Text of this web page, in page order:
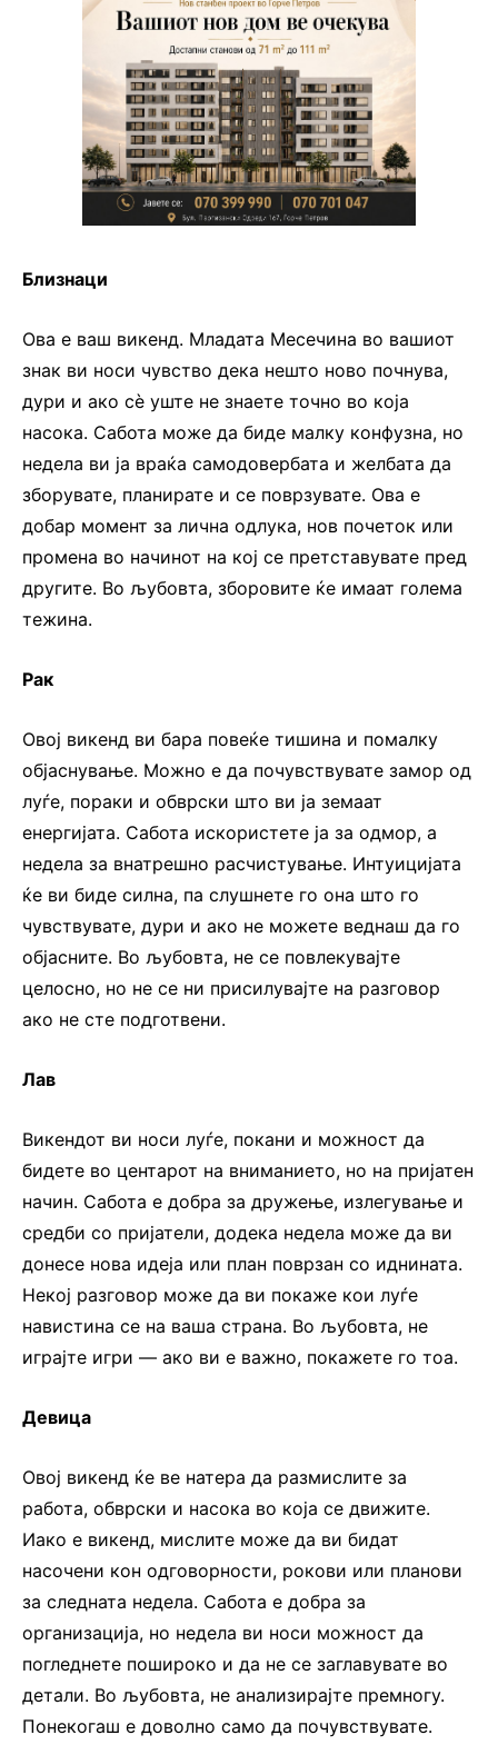
Близнаци
Ова е ваш викенд. Младата Месечина во вашиот
знак ви носи чувство дека нешто ново почнува,
дури и ако сè уште не знаете точно во која
насока. Сабота може да биде малку конфузна, но
недела ви ја враќа самодовербата и желбата да
зборувате, планирате и се поврзувате. Ова е
добар момент за лична одлука, нов почеток или
промена во начинот на кој се претставувате пред
другите. Во љубовта, зборовите ќе имаат голема
тежина.
Рак
Овој викенд ви бара повеќе тишина и помалку
објаснување. Можно е да почувствувате замор од
луѓе, пораки и обврски што ви ја земаат
енергијата. Сабота искористете ја за одмор, а
недела за внатрешно расчистување. Интуицијата
ќе ви биде силна, па слушнете го она што го
чувствувате, дури и ако не можете веднаш да го
објасните. Во љубовта, не се повлекувајте
целосно, но не се ни присилувајте на разговор
ако не сте подготвени.
Лав
Викендот ви носи луѓе, покани и можност да
бидете во центарот на вниманието, но на пријатен
начин. Сабота е добра за дружење, излегување и
средби со пријатели, додека недела може да ви
донесе нова идеја или план поврзан со иднината.
Некој разговор може да ви покаже кои луѓе
навистина се на ваша страна. Во љубовта, не
играјте игри — ако ви е важно, покажете го тоа.
Девица
Овој викенд ќе ве натера да размислите за
работа, обврски и насока во која се движите.
Иако е викенд, мислите може да ви бидат
насочени кон одговорности, рокови или планови
за следната недела. Сабота е добра за
организација, но недела ви носи можност да
погледнете пошироко и да не се заглавувате во
детали. Во љубовта, не анализирајте премногу.
Понекогаш е доволно само да почувствувате.